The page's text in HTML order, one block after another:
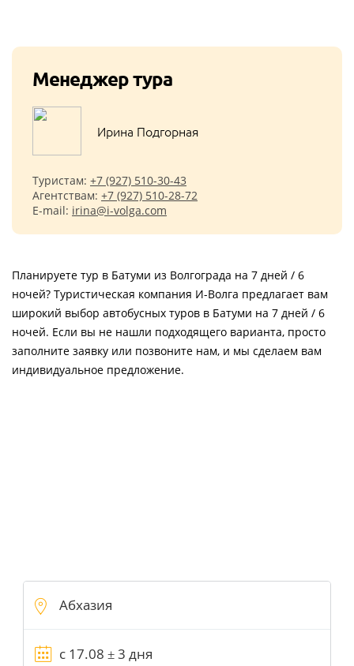
Менеджер тура
Ирина Подгорная
Туристам: +7 (927) 510-30-43
Агентствам: +7 (927) 510-28-72
E-mail: irina@i-volga.com
Планируете тур в Батуми из Волгограда на 7 дней / 6
ночей? Туристическая компания И-Волга предлагает вам
широкий выбор автобусных туров в Батуми на 7 дней / 6
ночей. Если вы не нашли подходящего варианта, просто
заполните заявку или позвоните нам, и мы сделаем вам
индивидуальное предложение.